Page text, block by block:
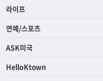
경제
라이프
연예/스포츠
ASK미국